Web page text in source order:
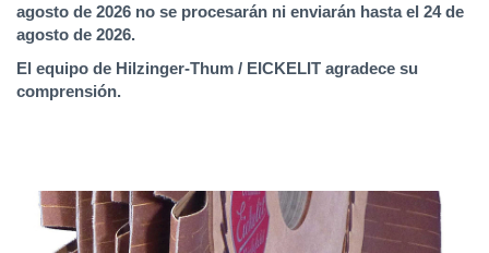
agosto de 2026 no se procesarán ni enviarán hasta el 24 de
agosto de 2026.
El equipo de Hilzinger-Thum / EICKELIT agradece su
comprensión.